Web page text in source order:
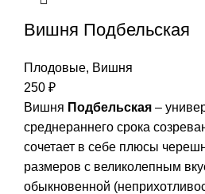
Вишня Подбельская
Плодовые, Вишня
250 ₽
Вишня Подбельская –
среднераннего срока
сочетает в себе плюсы
размеров с великолепным
обыкновенной